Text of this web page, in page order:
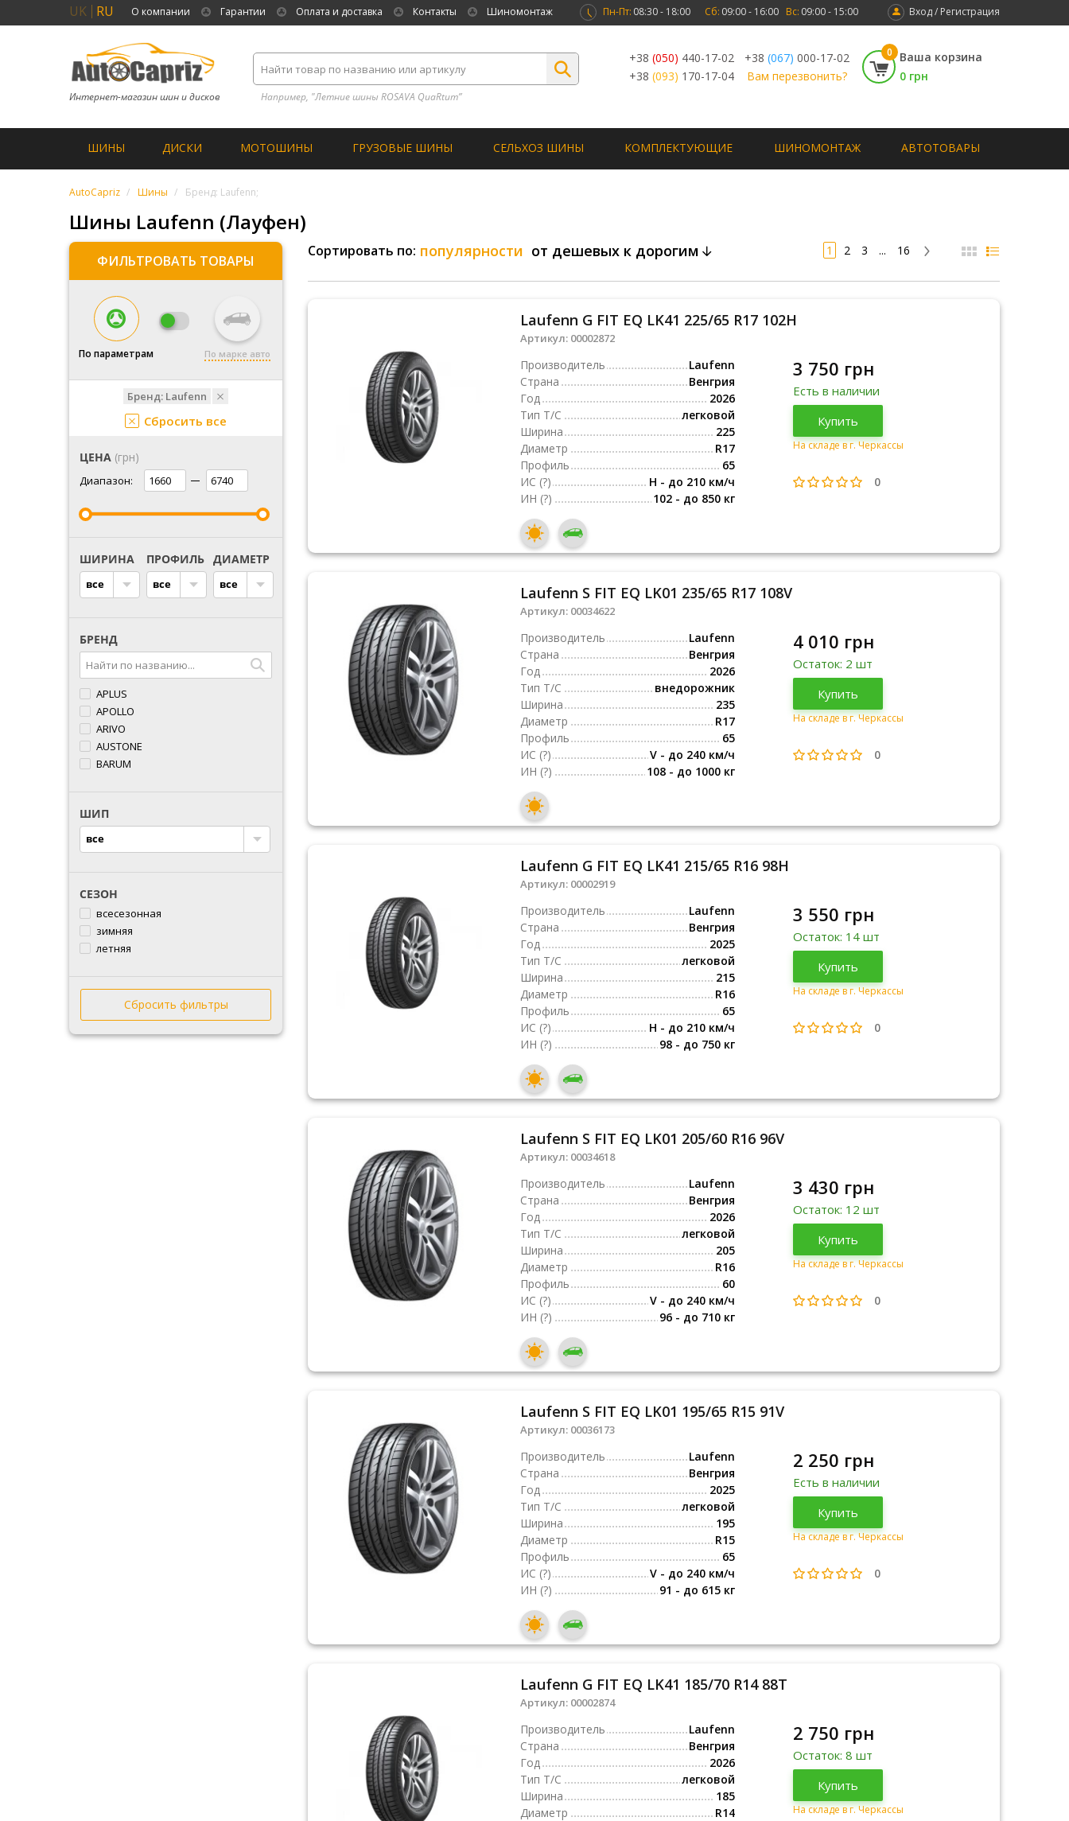
UK RU О компании Гарантии Оплата и доставка Контакты Шиномонтаж Вход / Регистрация
Пн-Пт: 08:30 - 18:00 Сб: 09:00 - 16:00 Вс: 09:00 - 15:00
Интернет-магазин шин и дисков Например, "Летние шины ROSAVA QuaRtum”
+38 (050) 440-17-02 +38 (067) 000-17-02
+38 (093) 170-17-04 Вам перезвонить?
0
Ваша корзина
0 грн
ШИНЫ ДИСКИ МОТОШИНЫ ГРУЗОВЫЕ ШИНЫ СЕЛЬХОЗ ШИНЫ КОМПЛЕКТУЮЩИЕ ШИНОМОНТАЖ АВТОТОВАРЫ
AutoCapriz Шины Бренд: Laufenn;
Шины Laufenn (Лауфен)
ФИЛЬТРОВАТЬ ТОВАРЫ
По параметрам По марке авто
Бренд: Laufenn
Сбросить все
ЦЕНА (грн)
Диапазон:
ШИРИНА
все
ПРОФИЛЬ
все
ДИАМЕТР
все
БРЕНД
APLUS
APOLLO
ARIVO
AUSTONE
BARUM
BRIDGESTONE
CACHLAND
COMFORSER
DEBICA
DOUBLESTAR
DOVROAD
DURUN
ESTRADA
ШИП
все
СЕЗОН
всесезонная
зимняя
летняя
Сбросить фильтры
Сортировать по: популярности от дешевых к дорогим 1 2 3 ... 16
Laufenn G FIT EQ LK41 225/65 R17 102H
Артикул: 00002872
Производитель
Laufenn
Страна
Венгрия
Год
2026
Тип Т/С
легковой
Ширина
225
Диаметр
R17
Профиль
65
ИС (?)
H - до 210 км/ч
ИН (?) 102 - до 850 кг
Венгрия
2026
3 750 грн
Есть в наличии
Купить
На складе в г. Черкассы
0
Laufenn S FIT EQ LK01 235/65 R17 108V
Артикул: 00034622
Производитель
Laufenn
Страна
Венгрия
Год
2026
Тип Т/С
внедорожник
Ширина
235
Диаметр
R17
Профиль
65
ИС (?)
V - до 240 км/ч
ИН (?) 108 - до 1000 кг
Венгрия
2026
4 010 грн
Остаток: 2 шт
Купить
На складе в г. Черкассы
0
Laufenn G FIT EQ LK41 215/65 R16 98H
Артикул: 00002919
Производитель
Laufenn
Страна
Венгрия
Год
2025
Тип Т/С
легковой
Ширина
215
Диаметр
R16
Профиль
65
ИС (?)
H - до 210 км/ч
ИН (?) 98 - до 750 кг
Венгрия
2025
3 550 грн
Остаток: 14 шт
Купить
На складе в г. Черкассы
0
Laufenn S FIT EQ LK01 205/60 R16 96V
Артикул: 00034618
Производитель
Laufenn
Страна
Венгрия
Год
2026
Тип Т/С
легковой
Ширина
205
Диаметр
R16
Профиль
60
ИС (?)
V - до 240 км/ч
ИН (?) 96 - до 710 кг
Венгрия
2026
3 430 грн
Остаток: 12 шт
Купить
На складе в г. Черкассы
0
Laufenn S FIT EQ LK01 195/65 R15 91V
Артикул: 00036173
Производитель
Laufenn
Страна
Венгрия
Год
2025
Тип Т/С
легковой
Ширина
195
Диаметр
R15
Профиль
65
ИС (?)
V - до 240 км/ч
ИН (?) 91 - до 615 кг
Венгрия
2025
2 250 грн
Есть в наличии
Купить
На складе в г. Черкассы
0
Laufenn G FIT EQ LK41 185/70 R14 88T
Артикул: 00002874
Производитель
Laufenn
Страна
Венгрия
Год
2026
Тип Т/С
легковой
Ширина
185
Диаметр
R14
Венгрия
2026
2 750 грн
Остаток: 8 шт
Купить
На складе в г. Черкассы